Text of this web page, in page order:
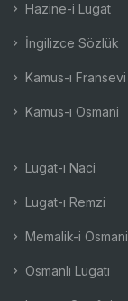
Hazine-i Lugat
İngilizce Sözlük
Kamus-ı Fransevi
Kamus-ı Osmani
Lugat-ı Naci
Lugat-ı Remzi
Memalik-i Osmani
Osmanlı Lugatı